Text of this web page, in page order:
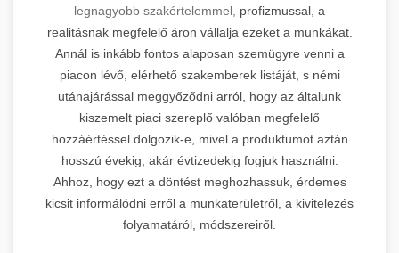
legnagyobb szakértelemmel, profizmussal, a
realitásnak megfelelő áron vállalja ezeket a munkákat.
Annál is inkább fontos alaposan szemügyre venni a
piacon lévő, elérhető szakemberek listáját, s némi
utánajárással meggyőződni arról, hogy az általunk
kiszemelt piaci szereplő valóban megfelelő
hozzáértéssel dolgozik-e, mivel a produktumot aztán
hosszú évekig, akár évtizedekig fogjuk használni.
Ahhoz, hogy ezt a döntést meghozhassuk, érdemes
kicsit informálódni erről a munkaterületről, a kivitelezés
folyamatáról, módszereiről.